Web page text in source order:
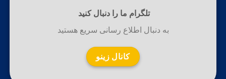
تلگرام ما را دنبال کنید
به دنبال اطلاع رسانی سریع هستید
کانال زینو